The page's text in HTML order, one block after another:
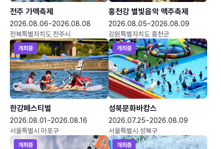
전주 가맥축제
2026.08.06~2026.08.08
전북특별자치도 전주시
홍천강 별빛음악 맥주축제
2026.08.05~2026.08.09
강원특별자치도 홍천군
개최중
한강페스티벌
2026.08.01~2026.08.16
서울특별시 마포구
개최중
성북문화바캉스
2026.07.25~2026.08.09
서울특별시 성북구
개최중 개최중